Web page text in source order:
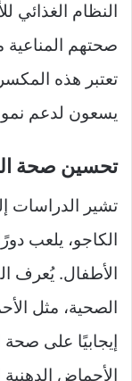
النظام الغذائي
صحتهم المناعية
تعتبر هذه
يسعون لدعم نمو
تحسين صحة
تشير الدراسات
الكاجو، يلعب
الأطفال. يُعرف
الصحية، مثل
إيجابيًا على